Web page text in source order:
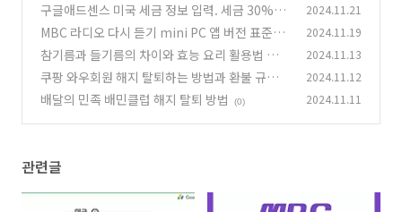
구글애드센스 미국 세금 정보 입력. 세금 30%에
서 24%로 6% 절약팁
(0)
2024.11.21
MBC 라디오 다시 듣기 mini PC 앱 버전 표준FM
듣기 및 편성표 주파수
(0)
2024.11.19
참기름과 들기름의 차이와 효능 요리 활용법 보관
방법 및 주의사항
(0)
2024.11.13
쿠팡 와우회원 해지 탈퇴하는 방법과 환불 규정
(1)
2024.11.12
배달의 민족 배민클럽 해지 탈퇴 방법 (0) 2024.11.11
관련글